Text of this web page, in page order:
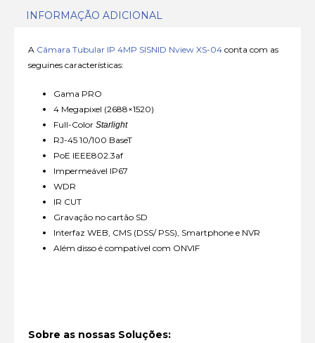
INFORMAÇÃO ADICIONAL
A Câmara Tubular IP 4MP SISNID Nview XS-04 conta com as
seguines características:
Gama PRO
4 Megapixel (2688×1520)
Full-Color Starlight
RJ-45 10/100 BaseT
PoE IEEE802.3af
Impermeável IP67
WDR
IR CUT
Gravação no cartão SD
Interfaz WEB, CMS (DSS/ PSS), Smartphone e NVR
Além disso é compatível com ONVIF
Sobre as nossas Soluções: